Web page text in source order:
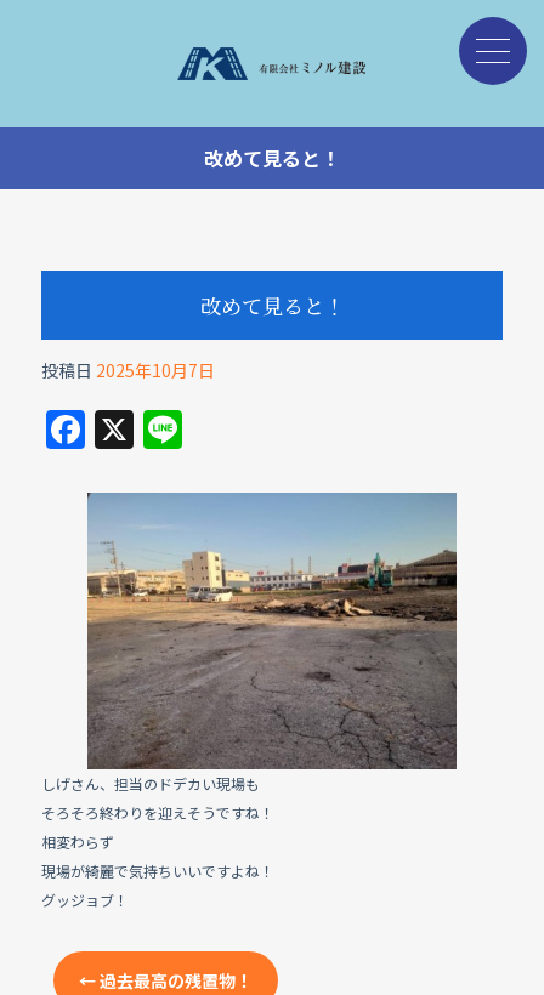
改めて見ると！
改めて見ると！
投稿日 2025年10月7日
F
a
c
e
b
o
o
k
X Li
e
しげさん、担当のドデカい現場も
そろそろ終わりを迎えそうですね！
相変わらず
現場が綺麗で気持ちいいですよね！
グッジョブ！
←過去最高の残置物！